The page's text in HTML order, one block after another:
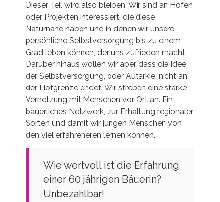
Dieser Teil wird also bleiben. Wir sind an Höfen
oder Projekten interessiert, die diese
Naturnähe haben und in denen wir unsere
persönliche Selbstversorgung bis zu einem
Grad leben können, der uns zufrieden macht.
Darüber hinaus wollen wir aber, dass die Idee
der Selbstversorgung, oder Autarkie, nicht an
der Hofgrenze endet. Wir streben eine starke
Vernetzung mit Menschen vor Ort an. Ein
bäuerliches Netzwerk, zur Erhaltung regionaler
Sorten und damit wir jungen Menschen von
den viel erfahreneren lernen können.
Wie wertvoll ist die Erfahrung
einer 60 jährigen Bäuerin?
Unbezahlbar!